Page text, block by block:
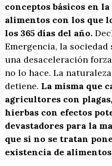
conceptos básicos en
alimentos con los que
los 365 días del año.
Emergencia, la sociedad
una desaceleración
no lo hace. La
detiene. La misma que
agricultores con
hierbas con efectos
devastadores para la
que si no se tratan
existencia de